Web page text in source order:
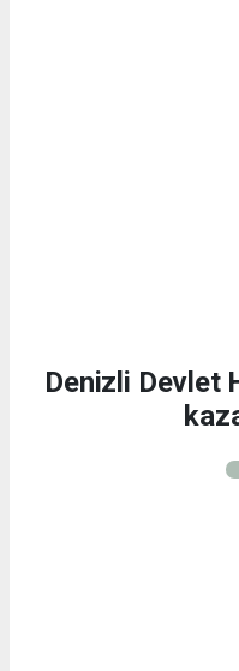
Denizli Devlet